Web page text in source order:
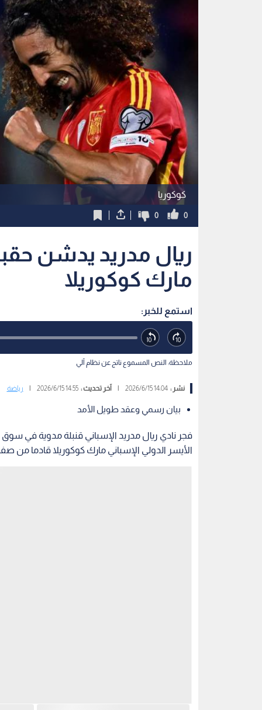
كوكوريا
0
0
ريال مدريد يدشن
مارك كوكوريلا
استمع للخبر:
ملاحظة: النص المسموع ناتج عن نظام آلي
نشر :14:04 2026/6/15 آخر تحديث :14:55 2026/6/15 رياضة
بيان رسمي وعقد طويل الأمد
فجر نادي ريال مدريد الإسباني قنبلة مدوية في سوق
الأيسر الدولي الإسباني مارك كوكوريلا​ قادما من